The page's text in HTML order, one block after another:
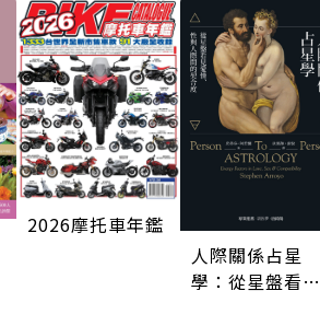
2026摩托車年鑑
人際關係占星
學：從星盤看見